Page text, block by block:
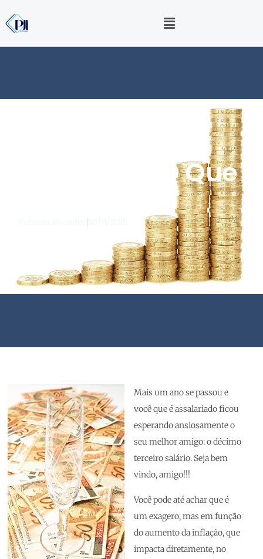
13° Salário: O Que
Mais um ano se passou e
você que é assalariado ficou
esperando ansiosamente o
seu melhor amigo: o décimo
terceiro salário. Seja bem
vindo, amigo!!!
Você pode até achar que é
um exagero, mas em função
do aumento da inflação, que
impacta diretamente, no